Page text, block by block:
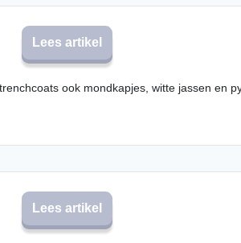
Lees artikel
ook mondkapjes, witte jassen en
Lees artikel